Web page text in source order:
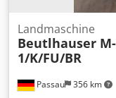
Passau 356 km
Landmaschine
Beutlhauser M-
1/K/FU/BR